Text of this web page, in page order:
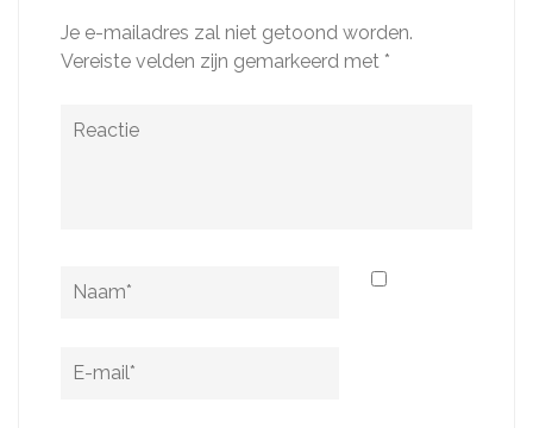
Je e-mailadres zal niet getoond worden.
Vereiste velden zijn gemarkeerd met *
Reactie
Naam
E-